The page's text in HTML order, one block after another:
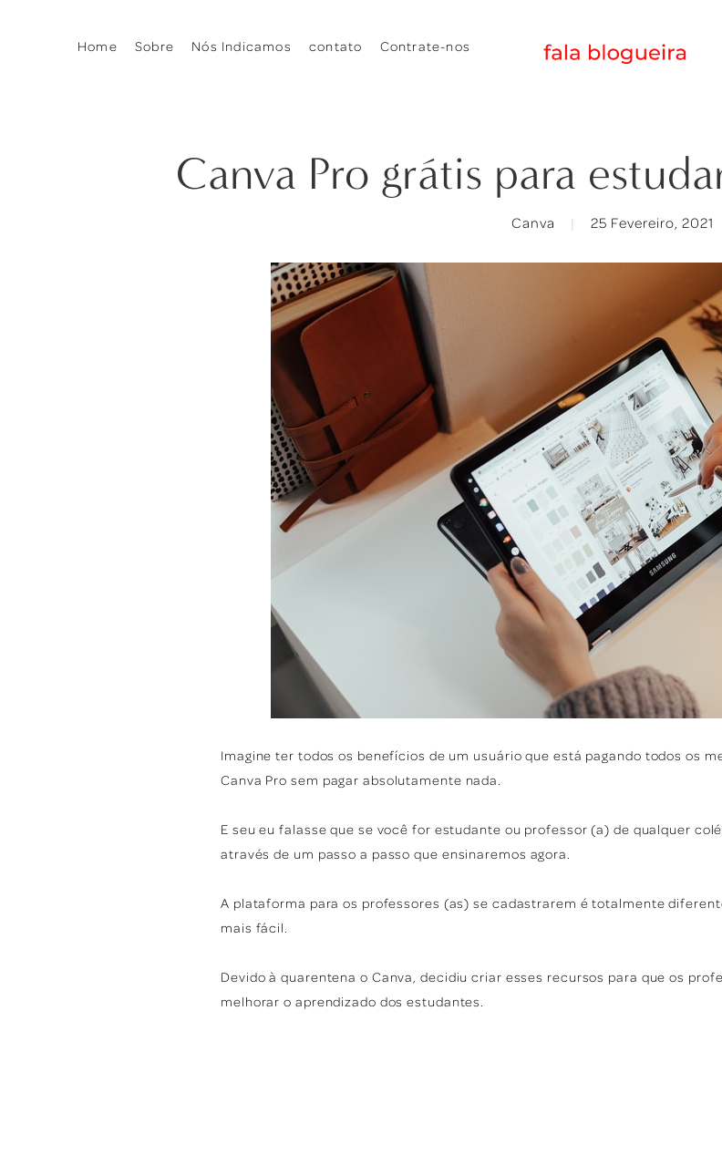
Home Sobre Nós Indicamos contato Contrate-nos
Canva Pro grátis para
Canva 25 Fevereiro, 2021
Imagine ter todos os benefícios de um usuário que está pagando todos os
Canva Pro sem pagar absolutamente nada.
E seu eu falasse que se você for estudante ou professor (a) de qualquer
através de um passo a passo que ensinaremos agora.
A plataforma para os professores (as) se cadastrarem é totalmente
mais fácil.
Devido à quarentena o Canva, decidiu criar esses recursos para que os
melhorar o aprendizado dos estudantes.